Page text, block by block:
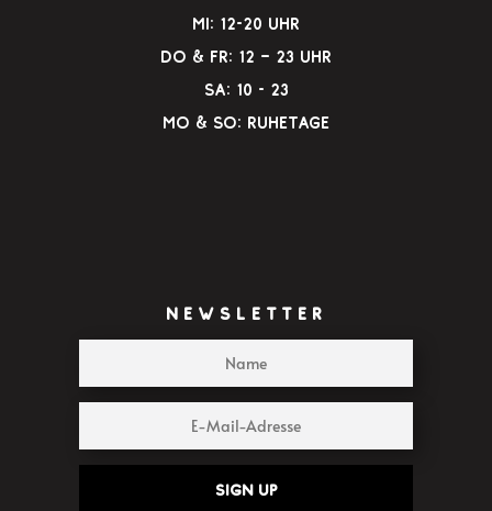
Mi: 12-20 Uhr
Do & Fr: 12 – 23 Uhr
Sa: 10 - 23
Mo & So: Ruhetage
NEWSLETTER
Sign up